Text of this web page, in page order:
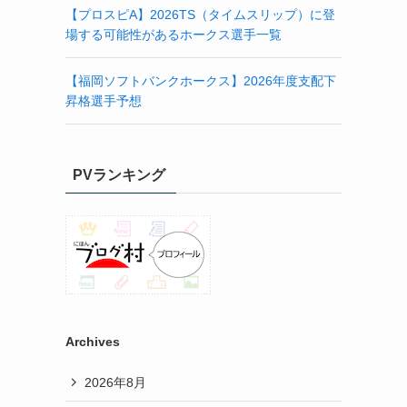
【プロスピA】2026TS（タイムスリップ）に登
場する可能性があるホークス選手一覧
【福岡ソフトバンクホークス】2026年度支配下
昇格選手予想
PVランキング
Archives
2026年8月